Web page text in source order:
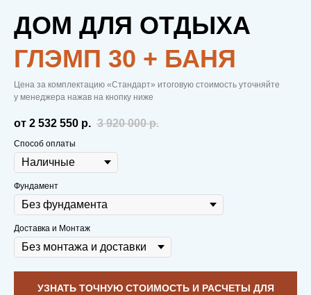
ДОМ ДЛЯ ОТДЫХА
ГЛЭМП 30 + БАНЯ
Цена за комплектацию «Стандарт» итоговую стоимость уточняйте
у менеджера нажав на кнопку ниже
от 2 532 550 р. 3 920 000 р.
Способ оплаты
Фундамент
Доставка и Монтаж
УЗНАТЬ ТОЧНУЮ СТОИМОСТЬ И РАСЧЕТЫ ДЛЯ